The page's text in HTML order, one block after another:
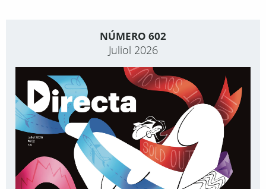
NÚMERO 602
Juliol 2026